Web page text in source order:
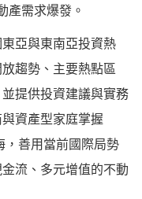
產需求爆發。
亞與東南亞投資熱
趨勢、主要熱點區
提供投資建議與實務
資產型家庭掌握
，善用當前國際局勢
流、多元增值的不動